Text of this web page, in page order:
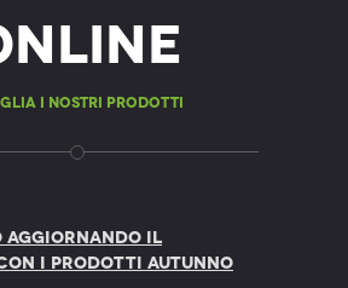
i nostri prodotti
AGGIORNANDO IL
I PRODOTTI AUTUNNO